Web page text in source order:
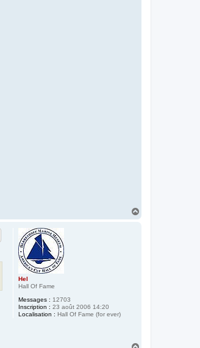
Hel
Hall Of Fame
Messages : 12703
Inscription : 23 août 2006 14:20
Localisation : Hall Of Fame (for ever)